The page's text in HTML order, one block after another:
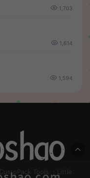
1,703
1,614
1,594
Tools ：Little